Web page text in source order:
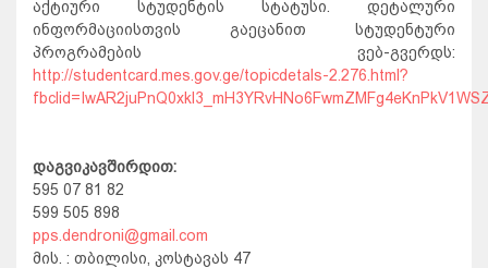
აქტიური სტუდენტის სტატუსი. დეტალური
ინფორმაციისთვის გაეცანით სტუდენტური
პროგრამების ვებ-გვერდს:
http://studentcard.mes.gov.ge/topicdetals-2.276.html?
დაგვიკავშირდით:
595 07 81 82
599 505 898
pps.dendroni@gmail.com
მის. : თბილისი, კოსტავას 47